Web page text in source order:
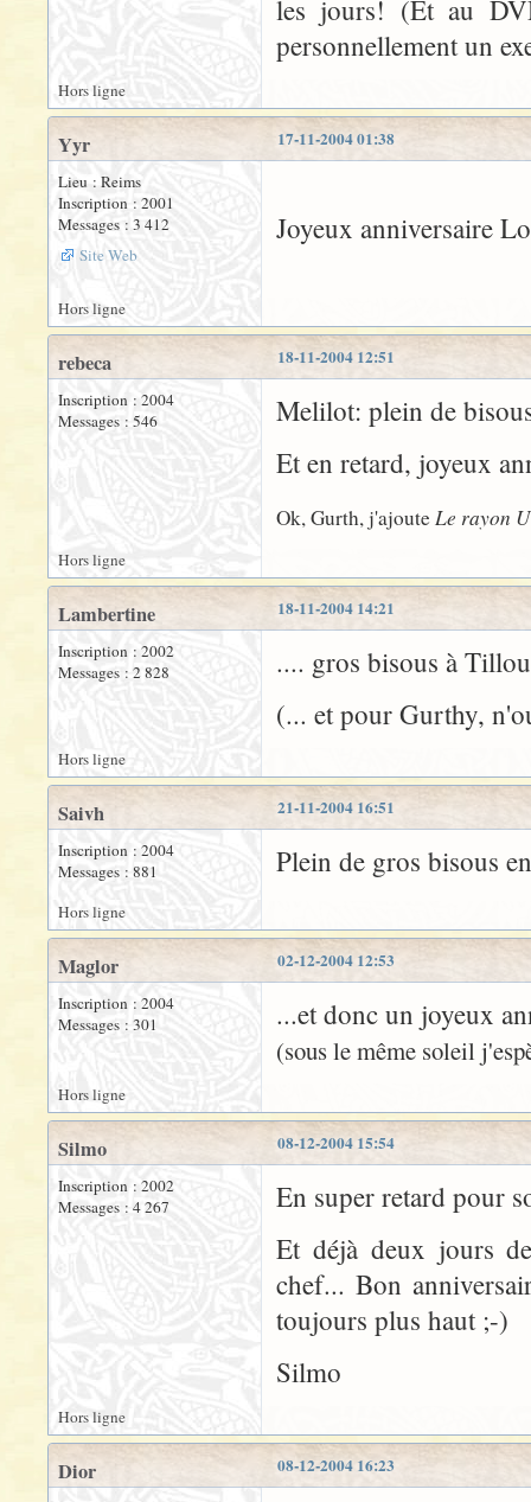
les jours! (Et au
personnellement un
Hors ligne
17-11-2004 01:38
Yyr
Lieu : Reims
Inscription : 2001
Messages : 3 412
Site Web
Joyeux anniversaire
Hors ligne
18-11-2004 12:51
rebeca
Inscription : 2004
Messages : 546
Melilot: plein de
Et en retard, joyeux
Ok, Gurth, j'ajouteLe rayon U
Hors ligne
18-11-2004 14:21
Lambertine
Inscription : 2002
Messages : 2 828
.... gros bisous à
(... et pour Gurthy,
Hors ligne
21-11-2004 16:51
Saivh
Inscription : 2004
Messages : 881
Plein de gros bisous
Hors ligne
02-12-2004 12:53
Maglor
Inscription : 2004
Messages : 301
...et donc un joyeux
(sous le même soleil
Hors ligne
08-12-2004 15:54
Silmo
Inscription : 2002
Messages : 4 267
En super retard pour
Et déjà deux jours
chef... Bon
toujours plus haut ;-)
Silmo
Hors ligne
08-12-2004 16:23
Dior